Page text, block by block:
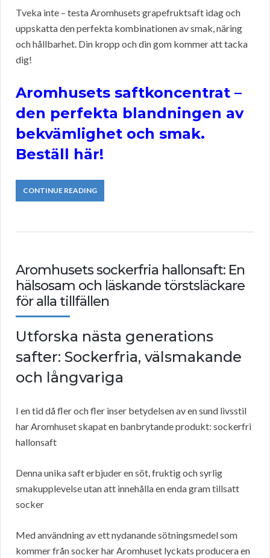
Tveka inte – testa Aromhusets grapefruktsaft idag och
uppskatta den perfekta kombinationen av smak, näring
och hållbarhet. Din kropp och din gom kommer att tacka
dig!
Aromhusets saftkoncentrat –
den perfekta blandningen av
bekvämlighet och smak.
Beställ här!
CONTINUE READING
Aromhusets sockerfria hallonsaft: En
hälsosam och läskande törstsläckare
för alla tillfällen
Utforska nästa generations
safter: Sockerfria, välsmakande
och långvariga
I en tid då fler och fler inser betydelsen av en sund livsstil
har Aromhuset skapat en banbrytande produkt: sockerfri
hallonsaft
Denna unika saft erbjuder en söt, fruktig och syrlig
smakupplevelse utan att innehålla en enda gram tillsatt
socker
Med användning av ett nydanande sötningsmedel som
kommer från socker har Aromhuset lyckats producera en